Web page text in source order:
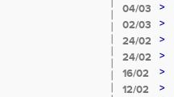
04/03
>
02/03
>
24/02
>
24/02
>
16/02
>
12/02 >